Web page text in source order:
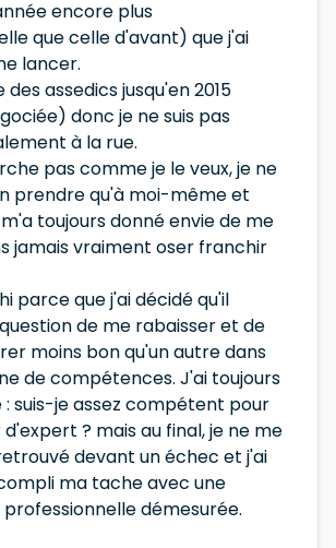
encore plus
que celle d'avant) que j'ai
lancer.
assedics jusqu'en 2015
donc je ne suis pas
à la rue.
pas comme je le veux, je ne
prendre qu'à moi-même et
toujours donné envie de me
jamais vraiment oser franchir
parce que j'ai décidé qu'il
de me rabaisser et de
moins bon qu'un autre dans
de compétences. J'ai toujours
: suis-je assez compétent pour
? mais au final, je ne me
devant un échec et j'ai
ma tache avec une
démesurée.